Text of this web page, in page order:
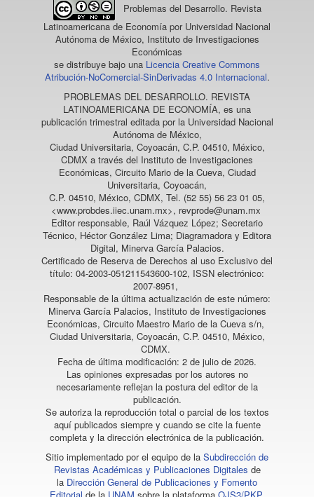
Problemas del Desarrollo. Revista
Latinoamericana de Economía por Universidad Nacional
Autónoma de México, Instituto de Investigaciones
Económicas
se distribuye bajo una Licencia Creative Commons
Atribución-NoComercial-SinDerivadas 4.0 Internacional.
PROBLEMAS DEL DESARROLLO. REVISTA
LATINOAMERICANA DE ECONOMÍA, es una
publicación trimestral editada por la Universidad Nacional
Autónoma de México,
Ciudad Universitaria, Coyoacán, C.P. 04510, México,
CDMX a través del Instituto de Investigaciones
Económicas, Circuito Mario de la Cueva, Ciudad
Universitaria, Coyoacán,
C.P. 04510, México, CDMX, Tel. (52 55) 56 23 01 05,
<www.probdes.iiec.unam.mx>, revprode@unam.mx
Editor responsable, Raúl Vázquez López; Secretario
Técnico, Héctor González Lima; Diagramadora y Editora
Digital, Minerva García Palacios.
Certificado de Reserva de Derechos al uso Exclusivo del
título: 04-2003-051211543600-102, ISSN electrónico:
2007-8951,
Responsable de la última actualización de este número:
Minerva García Palacios, Instituto de Investigaciones
Económicas, Circuito Maestro Mario de la Cueva s/n,
Ciudad Universitaria, Coyoacán, C.P. 04510, México,
CDMX.
Fecha de última modificación: 2 de julio de 2026.
Las opiniones expresadas por los autores no
necesariamente reflejan la postura del editor de la
publicación.
Se autoriza la reproducción total o parcial de los textos
aquí publicados siempre y cuando se cite la fuente
completa y la dirección electrónica de la publicación.
Sitio implementado por el equipo de la Subdirección de
Revistas Académicas y Publicaciones Digitales de
la Dirección General de Publicaciones y Fomento
Editorial de la UNAM sobre la plataforma OJS3/PKP.